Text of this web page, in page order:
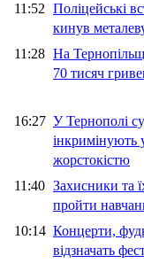
11:52 Поліцейські
кинув
11:28 На
70 тисяч
16:27 У Тернополі
інкримінують
жорстокістю
11:40 Захисники та
пройти
10:14 Концерти,
відзначать